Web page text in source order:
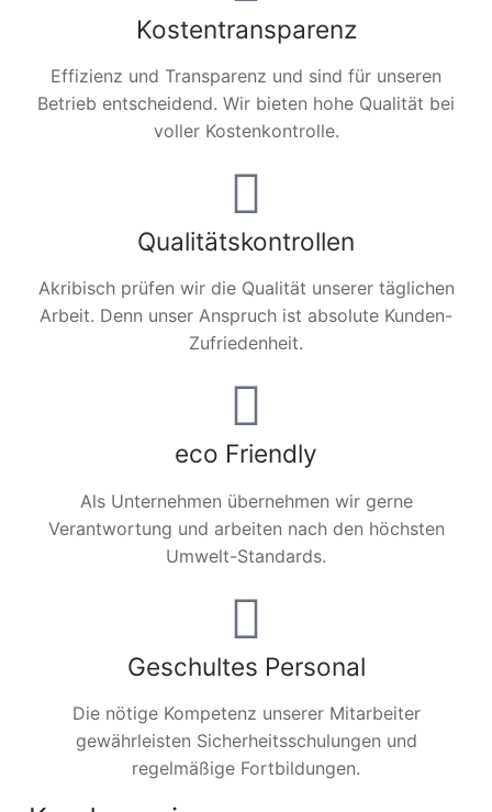
Kostentransparenz
Effizienz und Transparenz und sind für unseren
Betrieb entscheidend. Wir bieten hohe Qualität bei
voller Kostenkontrolle.
Qualitätskontrollen
Akribisch prüfen wir die Qualität unserer täglichen
Arbeit. Denn unser Anspruch ist absolute Kunden-
Zufriedenheit.
eco Friendly
Als Unternehmen übernehmen wir gerne
Verantwortung und arbeiten nach den höchsten
Umwelt-Standards.
Geschultes Personal
Die nötige Kompetenz unserer Mitarbeiter
gewährleisten Sicherheitsschulungen und
regelmäßige Fortbildungen.